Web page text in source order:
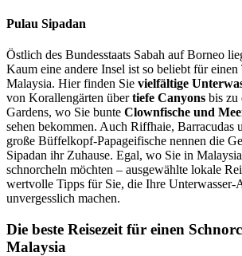
Pulau Sipadan
Östlich des Bundesstaats Sabah auf Borneo
Kaum eine andere Insel ist so beliebt für
Malaysia. Hier finden Sie vielfältige
von Korallengärten über tiefe Canyons bis zu
Gardens, wo Sie bunte Clownfische und
sehen bekommen. Auch Riffhaie, Barracudas
große Büffelkopf-Papageifische nennen die
Sipadan ihr Zuhause. Egal, wo Sie in
schnorcheln möchten – ausgewählte lokale
wertvolle Tipps für Sie, die Ihre Unterwasser-
unvergesslich machen.
Die beste Reisezeit für einen
Malaysia